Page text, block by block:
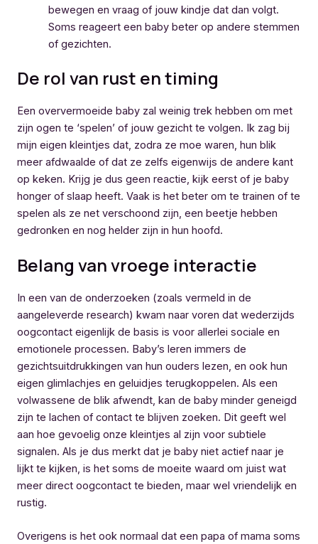
bewegen en vraag of jouw kindje dat dan volgt.
Soms reageert een baby beter op andere stemmen
of gezichten.
De rol van rust en timing
Een oververmoeide baby zal weinig trek hebben om met
zijn ogen te ‘spelen’ of jouw gezicht te volgen. Ik zag bij
mijn eigen kleintjes dat, zodra ze moe waren, hun blik
meer afdwaalde of dat ze zelfs eigenwijs de andere kant
op keken. Krijg je dus geen reactie, kijk eerst of je baby
honger of slaap heeft. Vaak is het beter om te trainen of te
spelen als ze net verschoond zijn, een beetje hebben
gedronken en nog helder zijn in hun hoofd.
Belang van vroege interactie
In een van de onderzoeken (zoals vermeld in de
aangeleverde research) kwam naar voren dat wederzijds
oogcontact eigenlijk de basis is voor allerlei sociale en
emotionele processen. Baby’s leren immers de
gezichtsuitdrukkingen van hun ouders lezen, en ook hun
eigen glimlachjes en geluidjes terugkoppelen. Als een
volwassene de blik afwendt, kan de baby minder geneigd
zijn te lachen of contact te blijven zoeken. Dit geeft wel
aan hoe gevoelig onze kleintjes al zijn voor subtiele
signalen. Als je dus merkt dat je baby niet actief naar je
lijkt te kijken, is het soms de moeite waard om juist wat
meer direct oogcontact te bieden, maar wel vriendelijk en
rustig.
Overigens is het ook normaal dat een papa of mama soms